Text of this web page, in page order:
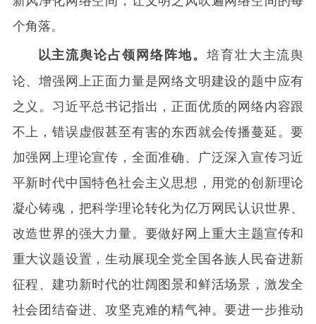
个角落。
以主流舆论占领网络阵地。 培育壮大主流舆
论、增强网上正面力量是网络文明建设的题中应有
之义。习近平总书记指出，正面优质的网络内容跟
不上，错误虚假甚至有害的东西就会传播蔓延。要
加强网上理论宣传，全面准确、广泛深入宣传习近
平新时代中国特色社会主义思想，用党的创新理论
凝心铸魂，把科学理论转化为亿万网民认识世界、
改造世界的强大力量。要做好网上重大主题宣传和
重大议题设置，生动展现全党全国各族人民奋进新
征程、建功新时代的壮阔图景和鲜活场景，激发全
社会团结奋进、攻坚克难的精气神。要进一步推动